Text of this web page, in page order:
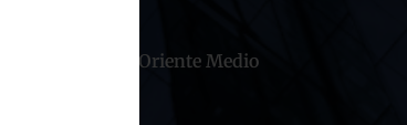
Oriente Medio